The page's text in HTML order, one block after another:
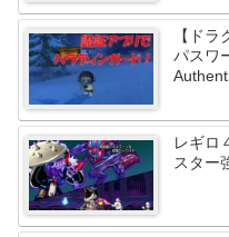
【ド
パスワ
レギロ
スター